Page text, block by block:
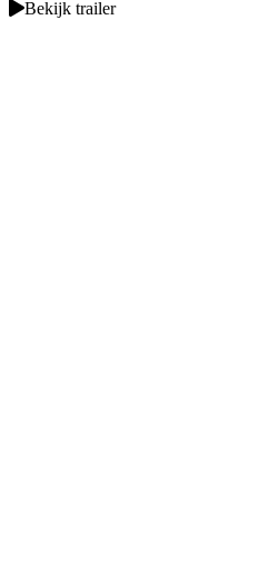
Bekijk trailer